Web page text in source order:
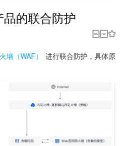
的联合防护
墙（WAF）
进行联合防护，具体原